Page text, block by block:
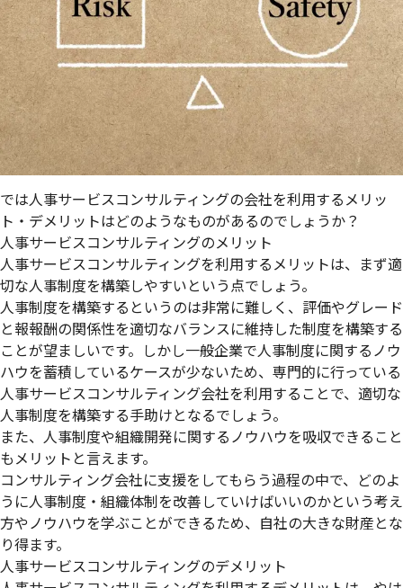
では人事サービスコンサルティングの会社を利用するメリッ
ト・デメリットはどのようなものがあるのでしょうか？
人事サービスコンサルティングのメリット
人事サービスコンサルティングを利用するメリットは、まず適
切な人事制度を構築しやすいという点でしょう。
人事制度を構築するというのは非常に難しく、評価やグレード
と報報酬の関係性を適切なバランスに維持した制度を構築する
ことが望ましいです。しかし一般企業で人事制度に関するノウ
ハウを蓄積しているケースが少ないため、専門的に行っている
人事サービスコンサルティング会社を利用することで、適切な
人事制度を構築する手助けとなるでしょう。
また、人事制度や組織開発に関するノウハウを吸収できること
もメリットと言えます。
コンサルティング会社に支援をしてもらう過程の中で、どのよ
うに人事制度・組織体制を改善していけばいいのかという考え
方やノウハウを学ぶことができるため、自社の大きな財産とな
り得ます。
人事サービスコンサルティングのデメリット